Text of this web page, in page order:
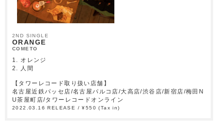
2ND SINGLE
ORANGE
COMETO
1. オレンジ
2. 人間
【タワーレコード取り扱い店舗】
名古屋近鉄パッセ店/名古屋パルコ店/大高店/渋谷店/新宿店/梅田N
U茶屋町店/タワーレコードオンライン
2022.03.16 RELEASE / ¥550 (Tax in)